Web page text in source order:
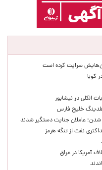
سرایت کرده است
کوبا
عاملان جنایت دستگیر شدند
نفت از تنگه هرمز
آمریکا در عراق